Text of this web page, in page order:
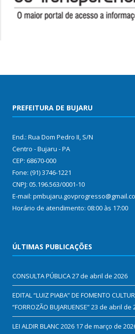
PREFEITURA DE BUJARU
End.: Rua Dom Pedro II, S/N
Centro - Bujaru - PA
CEP: 68670-000
Fone: (91) 3746-1221
CNPJ: 05.196.563/0001-10
E-mail:
Horário de atendimento: 08:00 às 17:00
ÚLTIMAS PUBLICAÇÕES
CONSULTA PÚBLICA27 de abril de 2026
EDITAL “LUIZ PIABA” DE FOMENTO
“FORROZÃO BUJARUENSE”23 de abril de
LEI ALDIR BLANC 2026 17 de março de